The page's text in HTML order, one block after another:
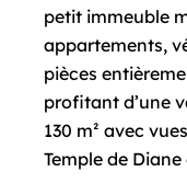
petit immeuble
appartements,
pièces
profitant d’une
130 m² avec
Temple de